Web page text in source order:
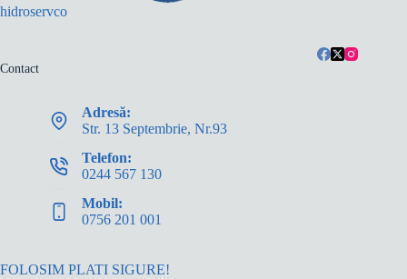
hidroservco
Contact
Adresă:
Str. 13 Septembrie, Nr.93
Telefon:
0244 567 130
Mobil:
0756 201 001
FOLOSIM PLATI SIGURE!